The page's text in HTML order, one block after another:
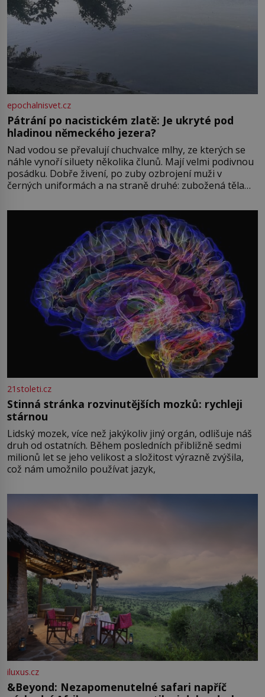
epochalnisvet.cz
Pátrání po nacistickém zlatě: Je ukryté pod
hladinou německého jezera?
Nad vodou se převalují chuchvalce mlhy, ze kterých se
náhle vynoří siluety několika člunů. Mají velmi podivnou
posádku. Dobře živení, po zuby ozbrojení muži v
černých uniformách a na straně druhé: zubožená těla
přízračná scéna znamená? Je jaro roku 1945, druhá
světová válka se chýlí ke konci. Jezero Stolpsee
21stoleti.cz
Stinná stránka rozvinutějších mozků: rychleji
stárnou
Lidský mozek, více než jakýkoliv jiný orgán, odlišuje náš
druh od ostatních. Během posledních přibližně sedmi
milionů let se jeho velikost a složitost výrazně zvýšila,
což nám umožnilo používat jazyk,
iluxus.cz
&Beyond: Nezapomenutelné safari napříč